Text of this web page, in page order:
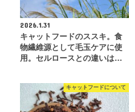
2026.1.31
キャットフードのススキ。食
物繊維源として毛玉ケアに使
用。セルロースとの違いは…
キャットフードについて